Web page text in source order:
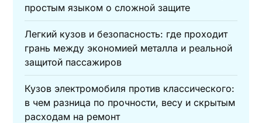
простым языком о сложной защите
Легкий кузов и безопасность: где проходит
грань между экономией металла и реальной
защитой пассажиров
Кузов электромобиля против классического:
в чем разница по прочности, весу и скрытым
расходам на ремонт